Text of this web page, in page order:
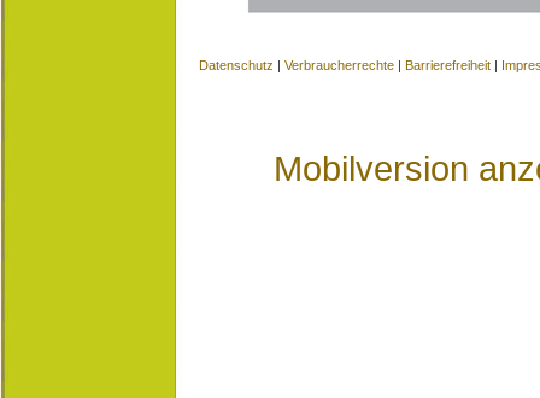
Datenschutz | Verbraucherrechte | Barrierefreiheit |
Mobilversion